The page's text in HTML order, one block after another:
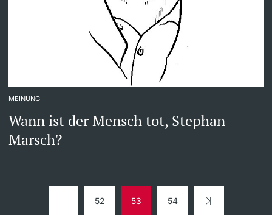
MEINUNG
Wann ist der Mensch tot, Stephan
Marsch?
52 53 54